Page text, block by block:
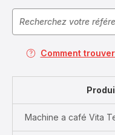
Comment
Machine a café Vita